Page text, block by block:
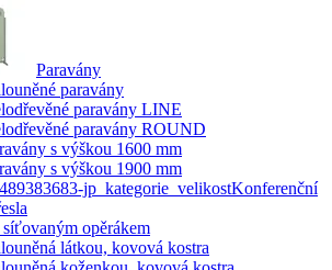
Paravány
paravány
paravány LINE
paravány ROUND
s výškou 1600 mm
s výškou 1900 mm
Konferenční
síťovaným opěrákem
látkou, kovová kostra